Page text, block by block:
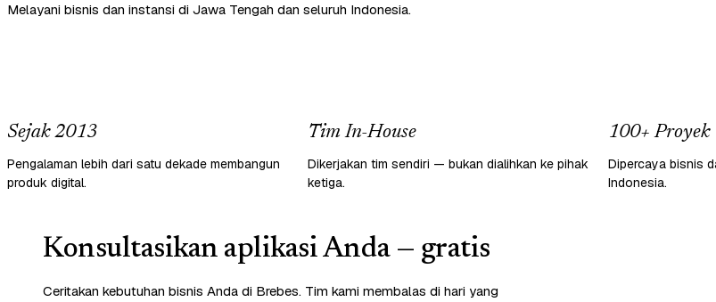
Melayani bisnis dan instansi di Jawa Tengah dan seluruh Indonesia.
Sejak 2013
Pengalaman lebih dari satu dekade membangun
produk digital.
Tim In-House
Dikerjakan tim sendiri — bukan dialihkan ke pihak
ketiga.
100+ Proyek
Dipercaya bisnis
Indonesia.
Konsultasikan aplikasi Anda — gratis
Ceritakan kebutuhan bisnis Anda di Brebes. Tim kami membalas di hari yang